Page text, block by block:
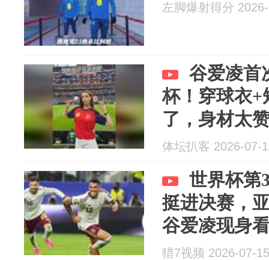
左脚爆射得分
谷爱凌首
杯！穿球衣+
了，身材太
体坛扒客 2026-07-
世界杯第
挺进决赛，
谷爱凌现身
猎7视频 2026-07-15